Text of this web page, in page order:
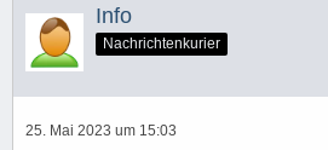
Info
Nachrichtenkurier
25. Mai 2023 um 15:03